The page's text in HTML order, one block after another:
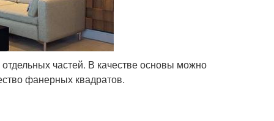
частей. В качестве основы можно
фанерных квадратов.